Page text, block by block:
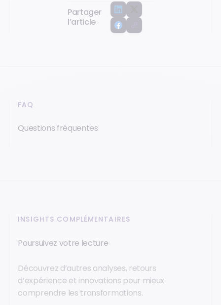
Partager
l’article
FAQ
Questions fréquentes
INSIGHTS COMPLÉMENTAIRES
Poursuivez votre lecture
Découvrez d’autres analyses, retours
d’expérience et innovations pour mieux
comprendre les transformations.